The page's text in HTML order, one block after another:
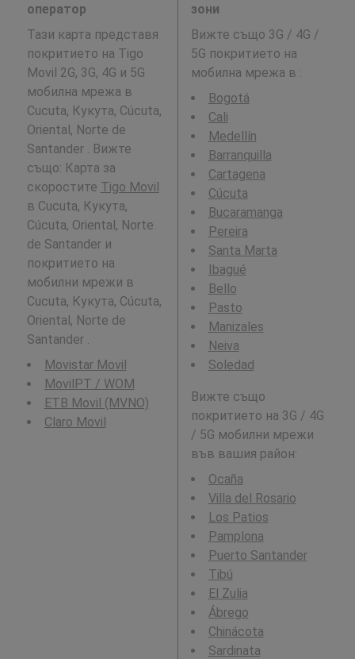
оператор
Тази карта представя
покритието на Tigo
Movil 2G, 3G, 4G и 5G
мобилна мрежа в
Cucuta, Кукута, Cúcuta,
Oriental, Norte de
Santander . Вижте
също: Карта за
скоростите Tigo Movil
в Cucuta, Кукута,
Cúcuta, Oriental, Norte
de Santander и
покритието на
мобилни мрежи в
Cucuta, Кукута, Cúcuta,
Oriental, Norte de
Santander .
Movistar Movil
MovilPT / WOM
ETB Movil (MVNO)
Claro Movil
зони
Вижте също 3G / 4G /
5G покритието на
мобилна мрежа в :
Bogotá
Cali
Medellín
Barranquilla
Cartagena
Cúcuta
Bucaramanga
Pereira
Santa Marta
Ibagué
Bello
Pasto
Manizales
Neiva
Soledad
Вижте също
покритието на 3G / 4G
/ 5G мобилни мрежи
във вашия район:
Ocaña
Villa del Rosario
Los Patios
Pamplona
Puerto Santander
Tibú
El Zulia
Ábrego
Chinácota
Sardinata